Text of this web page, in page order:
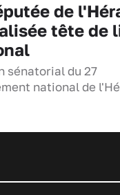
de
tête de
sénatorial du 27
national de